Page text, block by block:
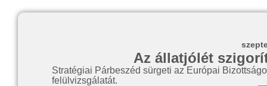
Az állatjólét
Stratégiai Párbeszéd sürgeti az Európai
felülvizsgálatát.